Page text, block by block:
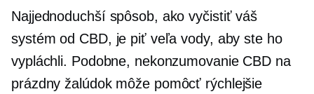
Najjednoduchší spôsob, ako vyčistiť váš
systém od CBD, je piť veľa vody, aby ste ho
vypláchli. Podobne, nekonzumovanie CBD na
prázdny žalúdok môže pomôcť rýchlejšie